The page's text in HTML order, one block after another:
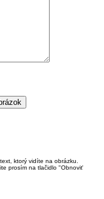
ktorý vidíte na obrázku.
prosím na tlačidlo "Obnoviť